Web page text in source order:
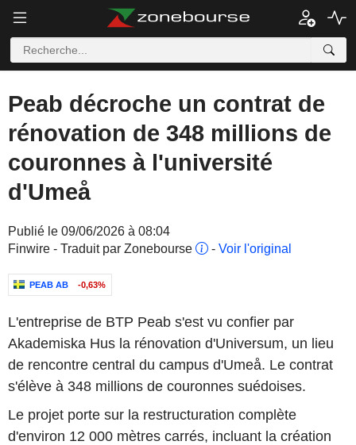
Peab décroche un contrat de
rénovation de 348 millions de
couronnes à l'université
d'Umeå
Publié le 09/06/2026 à 08:04
Finwire - Traduit par Zonebourse
- Voir l'original
PEAB AB -0,63%
L'entreprise de BTP Peab s'est vu confier par
Akademiska Hus la rénovation d'Universum, un lieu
de rencontre central du campus d'Umeå. Le contrat
s'élève à 348 millions de couronnes suédoises.
Le projet porte sur la restructuration complète
d'environ 12 000 mètres carrés, incluant la création